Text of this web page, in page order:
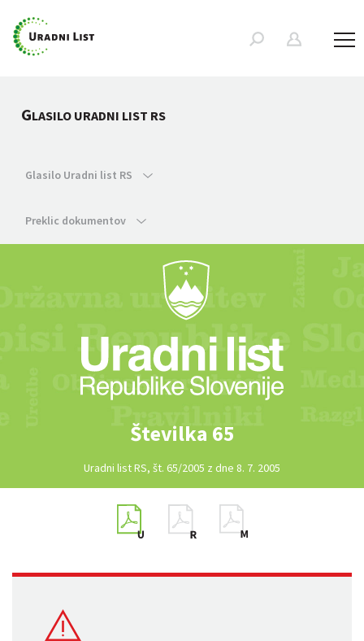
GLASILO URADNI LIST RS
Glasilo Uradni list RS
Preklic dokumentov
Številka 65
Uradni list RS, št. 65/2005 z dne 8. 7. 2005